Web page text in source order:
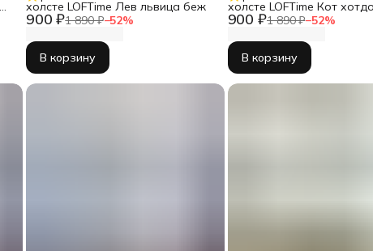
900 ₽1 890 ₽−52%
холсте LOFTime Лев львица беж
В корзину
900 ₽1 890 ₽−52%
холсте LOFTime Кот
Ч-671-3555
В корзину